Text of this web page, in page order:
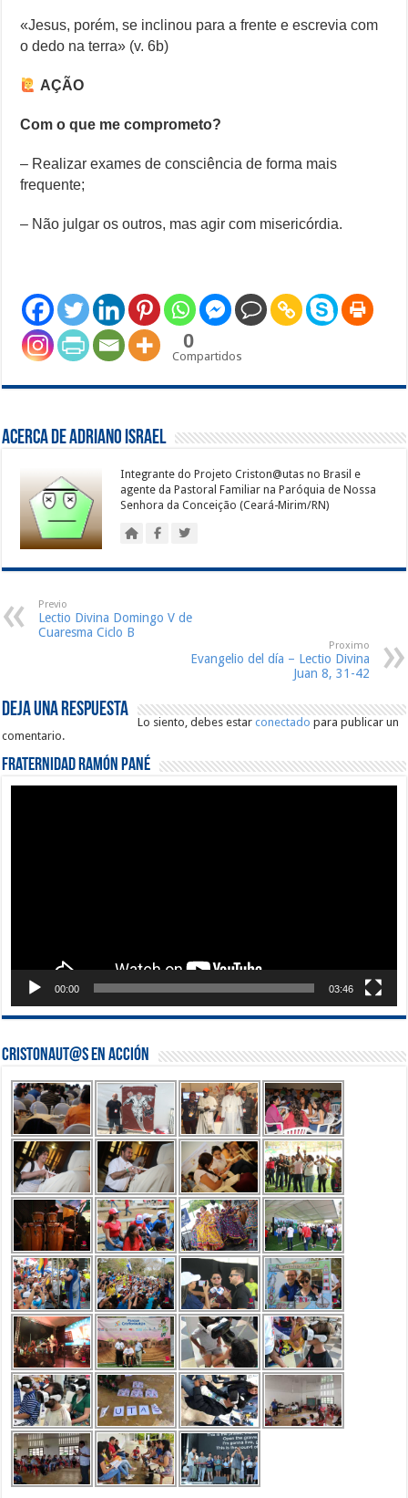
«Jesus, porém, se inclinou para a frente e escrevia com
o dedo na terra» (v. 6b)
AÇÃO
Com o que me comprometo?
– Realizar exames de consciência de forma mais
frequente;
– Não julgar os outros, mas agir com misericórdia.
0
Compartidos
Acerca de Adriano Israel
Integrante do Projeto Criston@utas no Brasil e
agente da Pastoral Familiar na Paróquia de Nossa
Senhora da Conceição (Ceará-Mirim/RN)
Previo
Lectio Divina Domingo V de
Cuaresma Ciclo B
Proximo
Evangelio del día – Lectio Divina
Juan 8, 31-42
Deja una respuesta
Lo siento, debes estarconectado para publicar un
comentario.
Fraternidad Ramón Pané
00:00 03:46
Cristonaut@s en Acción